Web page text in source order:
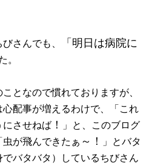
さんでも、
「明日は病院に
。
となので慣れておりますが、
配事が増えるわけで、「これ
にさせねば ！
」と、このブログ
が飛んできたぁ ～！
」とバタ
バタバタ）しているちびさん